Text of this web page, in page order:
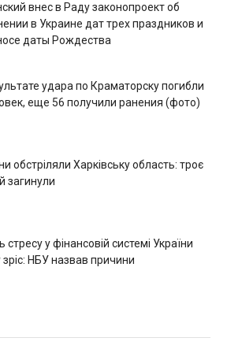
внес в Раду законопроект об
в Украине дат трех праздников и
даты Рождества
удара по Краматорску погибли
еще 56 получили ранения (фото)
обстріляли Харківську область: троє
загинули
стресу у фінансовій системі України
зріс: НБУ назвав причини